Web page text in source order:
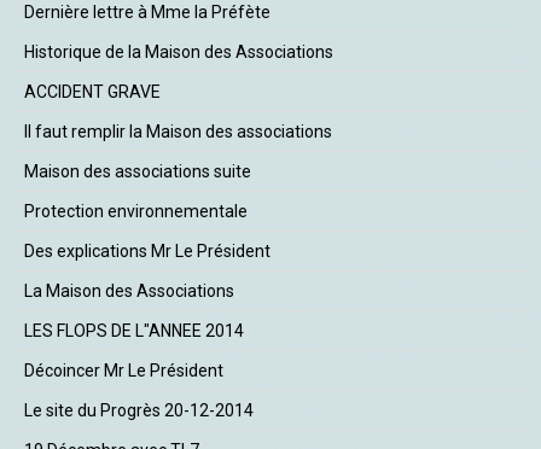
Dernière lettre à Mme la Préfète
Historique de la Maison des Associations
ACCIDENT GRAVE
Il faut remplir la Maison des associations
Maison des associations suite
Protection environnementale
Des explications Mr Le Président
La Maison des Associations
LES FLOPS DE L"ANNEE 2014
Décoincer Mr Le Président
Le site du Progrès 20-12-2014